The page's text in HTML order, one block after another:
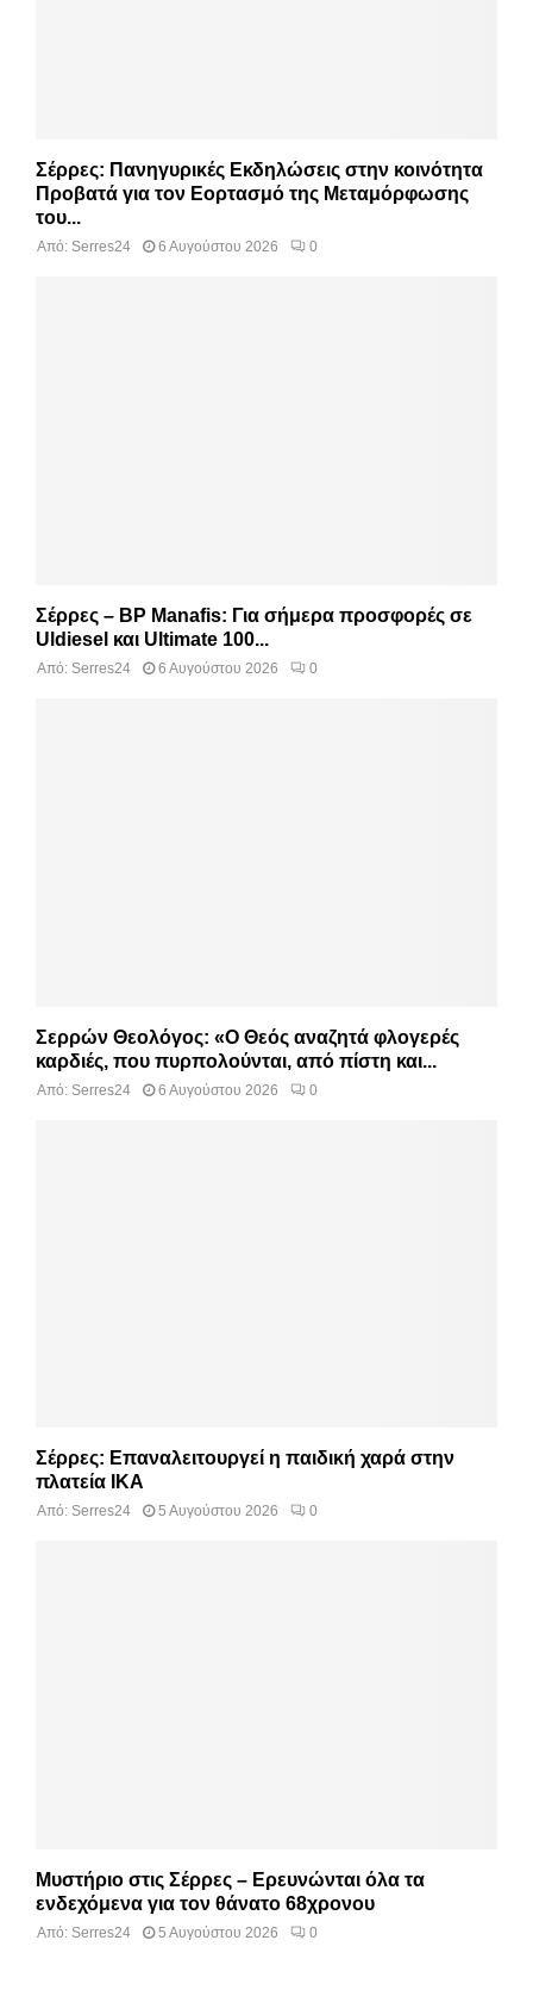
Σέρρες: Πανηγυρικές Εκδηλώσεις στην κοινότητα
Προβατά για τον Εορτασμό της Μεταμόρφωσης
του...
Από: Serres24 6 Αυγούστου 2026 0
Σέρρες – BP Manafis: Για σήμερα προσφορές σε
Uldiesel και Ultimate 100...
Από: Serres24 6 Αυγούστου 2026 0
Σερρών Θεολόγος: «Ο Θεός αναζητά φλογερές
καρδιές, που πυρπολούνται, από πίστη και...
Από: Serres24 6 Αυγούστου 2026 0
Σέρρες: Επαναλειτουργεί η παιδική χαρά στην
πλατεία ΙΚΑ
Από: Serres24 5 Αυγούστου 2026 0
Μυστήριο στις Σέρρες – Ερευνώνται όλα τα
ενδεχόμενα για τον θάνατο 68χρονου
Από: Serres24 5 Αυγούστου 2026 0